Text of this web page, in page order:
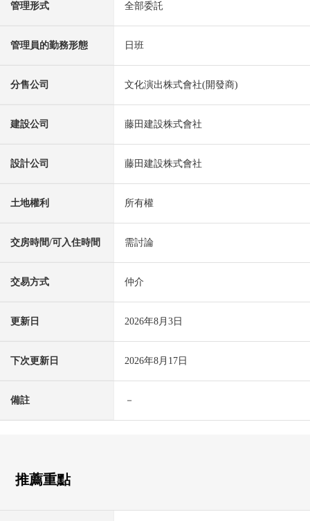
管理形式 全部委託
管理員的勤務形態 日班
分售公司 文化演出株式會社(開發商)
建設公司 藤田建設株式會社
設計公司 藤田建設株式會社
土地權利 所有權
交房時間/可入住時間 需討論
交易方式 仲介
更新日 2026年8月3日
下次更新日 2026年8月17日
備註 －
推薦重點